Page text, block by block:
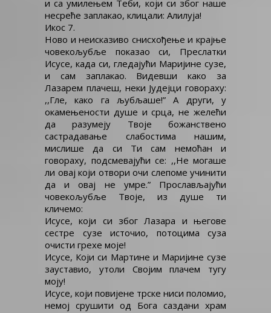
и са умилењем Теби, који си због наше
несреће заплакао, клицали: Алилуја!
Икос 7.
Ново и неисказиво снисхођење и крајње
човекољубље показао си, Преслатки
Исусе, када си, гледајући Маријине сузе,
и сам заплакао. Видевши како за
Лазарем плачеш, неки Јудејци говораху:
,,Гле, како га љубљаше!” А други, у
окамењености душе и срца, не желећи
да разумеју Твоје божанствено
састрадавање слабостима нашим,
мислише да си Ти сам немоћан и
говораху, подсмевајући се: ,,Не могаше
ли овај који отвори очи слепоме учинити
да и овај не умре.” Прослављајући
човекољубље Твоје, из душе ти
кличемо:
Исусе, који си због Лазара и његове
сестре сузе источио, потоцима суза
очисти грехе моје!
Исусе, Који си Мартине и Маријине сузе
зауставио, утоли Својим плачем тугу
моју!
Исусе, који повијене трске ниси поломио,
немој срушити од Бога саздани храм